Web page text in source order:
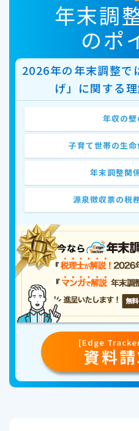
年末調
のポ
2026年の年末調整で
げ」に関する理
年収の
子育て世帯の生
年末調整関
源泉徴収票の税
[Edge
資料